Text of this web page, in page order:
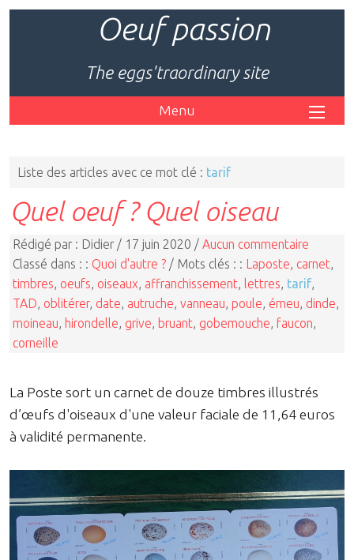
Oeuf passion
The eggs'traordinary site
Menu
Liste des articles avec ce mot clé : tarif
Quel oeuf ? Quel oiseau
Rédigé par : Didier / 17 juin 2020 / Aucun commentaire
Classé dans : : Quoi d'autre ? / Mots clés : : Laposte carnet
timbres oeufs oiseaux affranchissement lettres tarif
TAD oblitérer, date autruche vanneau poule émeu dinde
moineau
hirondelle grive bruant gobemouche faucon
corneille
La Poste sort un carnet de douze timbres illustrés
d’œufs d'oiseaux d'une valeur faciale de 11,64 euros
à validité permanente.